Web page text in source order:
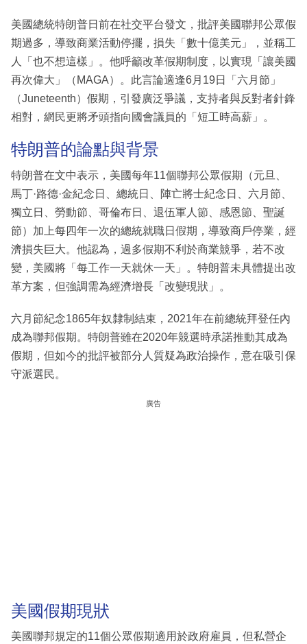
區
美國總統特朗普日前在社交平台發文，批評美國聯邦公眾假
期過多，導致商業活動停擺，損失「數十億美元」，並稱工
人「也不想這樣」。他呼籲改革假期制度，以實現「讓美國
再次偉大」（MAGA）。此言論適逢6月19日「六月節」
（Juneteenth）假期，引發廣泛爭議，支持者與反對者針鋒
相對，網民更將矛頭指向國會議員的「短工時高薪」。
特朗普的論點與背景
特朗普在文中表示，美國每年11個聯邦公眾假期（元旦、
馬丁·路德·金紀念日、總統日、陣亡將士紀念日、六月節、
獨立日、勞動節、哥倫布日、退伍軍人節、感恩節、聖誕
節）加上每四年一次的總統就職日假期，導致商戶停業，經
濟損失巨大。他認為，過多假期不利於商業競爭，若不改
變，美國將「每工作一天就休一天」。特朗普未具體提出改
革方案，但強調需為經濟增長「改變現狀」。
六月節紀念1865年奴隸制結束，2021年在前總統拜登任內
成為聯邦假期。特朗普雖在2020年競選時承諾推動其成為
假期，但如今的批評被部分人質疑為政治操作，意在吸引保
守派選民。
廣告
美國假期現狀
美國聯邦規定的11個公眾假期適用於政府雇員，但私營企